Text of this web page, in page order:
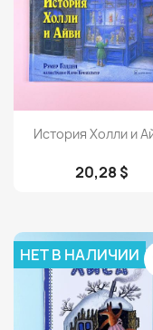
Просмотр
История Холли и
20,28 $
НЕТ В НАЛИЧИИ